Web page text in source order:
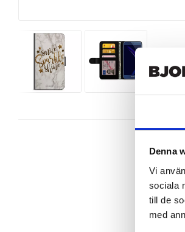
Denna
Vi
sociala
till de
med
Wallet
unique
Product